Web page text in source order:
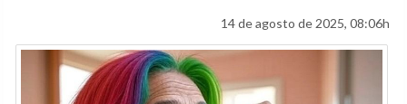
14 de agosto de 2025, 08:06h